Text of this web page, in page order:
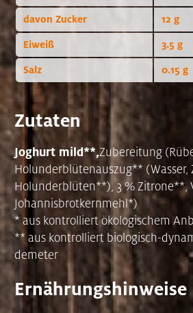
davon Zucker 12 g
Eiweiß 3.5 g
Salz 0.15 g
Zutaten
Joghurt mild**,Zubereitung
Holunderblütenauszug**
Holunderblüten**), 3 % Zitrone**,
Johannisbrotkernmehl*)
* aus kontrolliert ökologischem
** aus kontrolliert biologisch-
demeter
Ernährungshinweise